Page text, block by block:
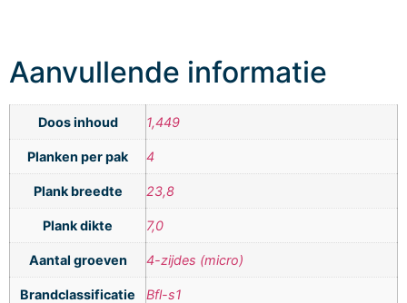
Aanvullende informatie
Doos inhoud 1,449
Planken per pak 4
Plank breedte 23,8
Plank dikte 7,0
Aantal groeven 4-zijdes (micro)
Brandclassificatie Bfl-s1